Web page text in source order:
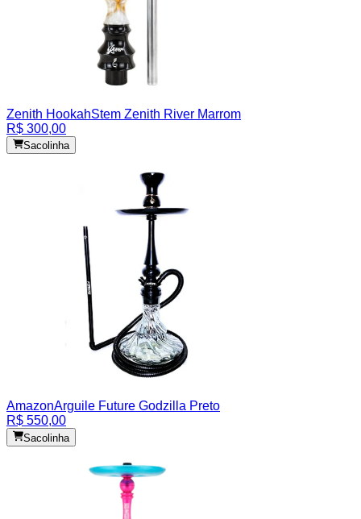
Zenith HookahStem Zenith River Marrom
R$ 300,00
Sacolinha
AmazonArguile Future Godzilla Preto
R$ 550,00
Sacolinha